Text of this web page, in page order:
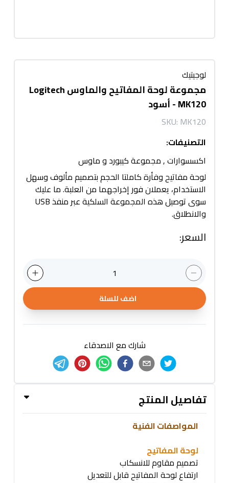
لوجيتيك
مجموعة لوحة المفاتيح والماوس Logitech
MK120 - أسود
SKU: MK120
التصنيفات:
اكسسوارات,مجموعة كيبورد و ماوس
لوحة مفاتيح وفأرة كاملتا الحجم بتصميم مألوف وسهل
الاستخدام، يعملان فور إخراجهما من العلبة. ما عليك
سوى توصيل هذه المجموعة السلكية عبر منفذ USB
والانطلاق.
السعر:
1
اضف للسلة
شارك مع الاصدقاء
تفاصيل المنتج
المواصفات الفنية
لوحة المفاتيح
تصميم مقاوم للانسكاب
ارتفاع لوحة المفاتيح قابل للتعديل